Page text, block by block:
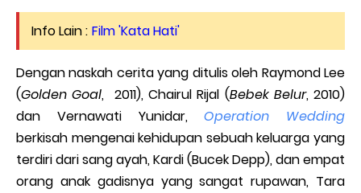
Info Lain : Film 'Kata Hati'
Dengan naskah cerita yang ditulis oleh Raymond Lee
(Golden Goal, 2011), Chairul Rijal (Bebek Belur, 2010)
dan Vernawati Yunidar,Operation Wedding
berkisah mengenai kehidupan sebuah keluarga yang
terdiri dari sang ayah, Kardi (Bucek Depp), dan empat
orang anak gadisnya yang sangat rupawan, Tara